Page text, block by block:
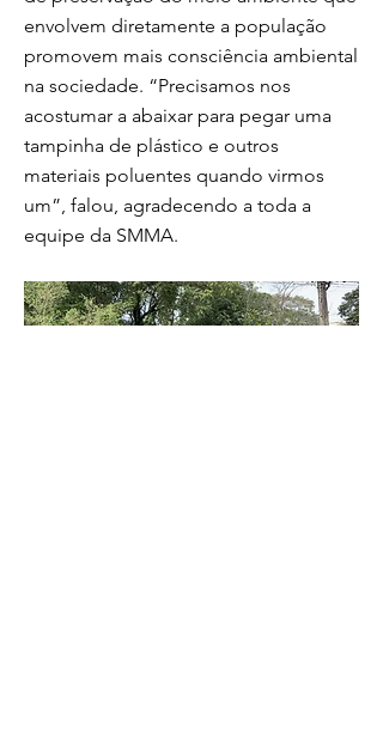
envolvem diretamente a população
promovem mais consciência ambiental
na sociedade. “Precisamos nos
acostumar a abaixar para pegar uma
tampinha de plástico e outros
materiais poluentes quando virmos
um”, falou, agradecendo a toda a
equipe da SMMA.